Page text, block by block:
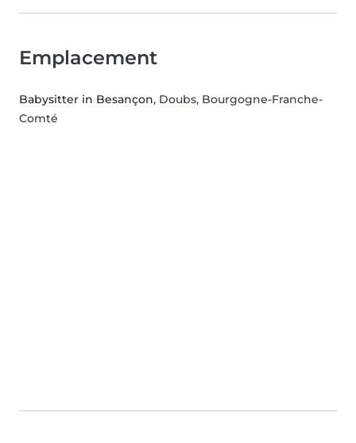
Emplacement
Babysitter in Besançon, Doubs, Bourgogne-Franche-
Comté